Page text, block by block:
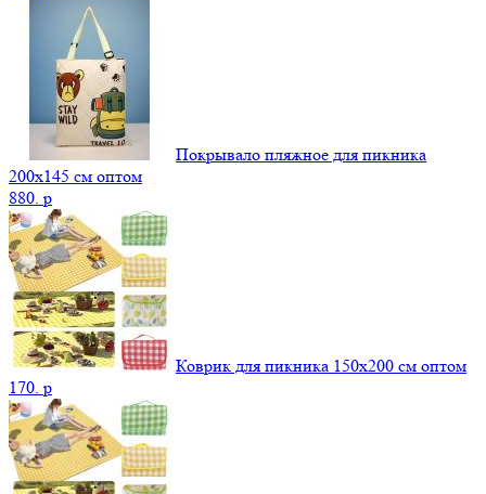
Покрывало пляжное для пикника
200х145 см оптом
880. p
Коврик для пикника 150х200 см оптом
170. p